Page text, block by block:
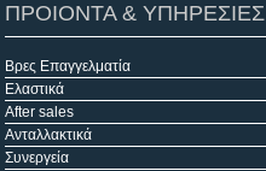
ΠΡΟΙΟΝΤΑ & ΥΠΗΡΕΣΙΕΣ
Βρες Επαγγελματία
Ελαστικά
After sales
Ανταλλακτικά
Συνεργεία